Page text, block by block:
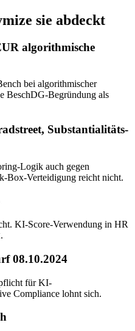
sie abdeckt
algorithmische
bei algorithmischer
BeschDG-Begründung als
Substantialitäts-
Logik auch gegen
Box-Verteidigung reicht nicht.
KI-Score-Verwendung in HR
08.10.2024
für KI-
Compliance lohnt sich.